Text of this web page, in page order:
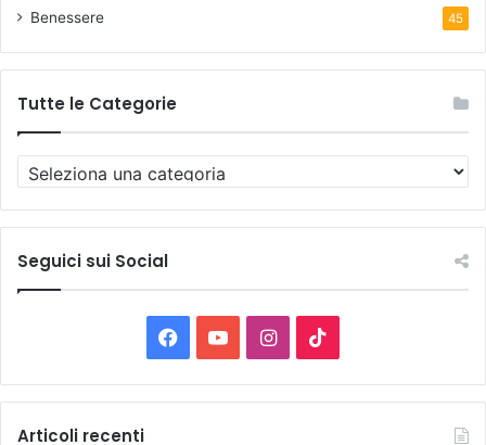
Benessere 45
Tutte le Categorie
u
t
e
o
Seguici sui Social
a
o
I
n
i
Articoli recenti